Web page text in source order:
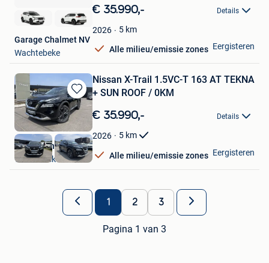
Mijn
Favorieten
€ 35.990,- Details
2026 5 km
Alle milieu/emissie zones
Garage Chalmet NV
Wachtebeke
Eergisteren
Bewaren
in
Mijn
Favorieten
Nissan X-Trail 1.5VC-T 163 AT TEKNA
+ SUN ROOF / 0KM
€ 35.990,- Details
2026 5 km
Alle milieu/emissie zones
Garage Chalmet NV
Wachtebeke
Eergisteren
1 2 3
Pagina 1 van 3